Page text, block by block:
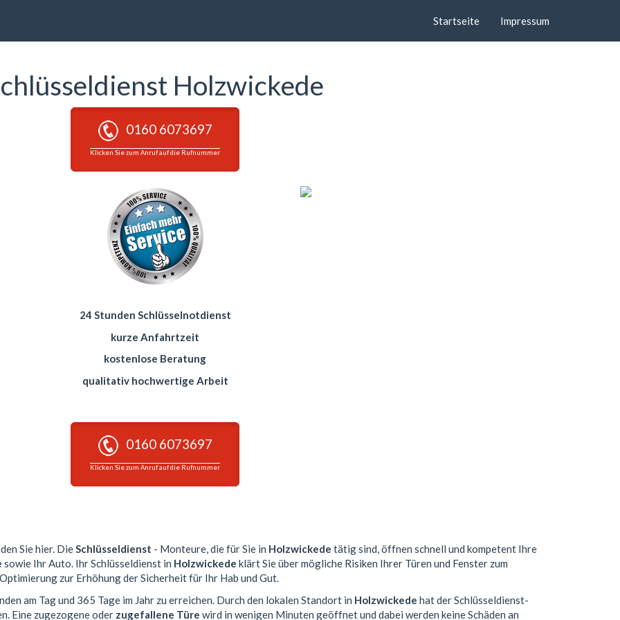
Startseite Impressum
Holzwickede
0160 6073697
Klicken Sie zum Anruf auf die Rufnummer
24 Stunden Schlüsselnotdienst
kurze Anfahrtzeit
kostenlose Beratung
qualitativ hochwertige Arbeit
0160 6073697
Klicken Sie zum Anruf auf die Rufnummer
Sie hier. DieSchlüsseldienst - Monteure, die für Sie in Holzwickede tätig sind, öffnen schnell und kompetent Ihre
sowie Ihr Auto. Ihr Schlüsseldienst in Holzwickede klärt Sie über mögliche Risiken Ihrer Türen und Fenster zum
zur Erhöhung der Sicherheit für Ihr Hab und Gut.
am Tag und 365 Tage im Jahr zu erreichen. Durch den lokalen Standort in Holzwickede hat der Schlüsseldienst-
Eine zugezogene oder zugefallene Türe wird in wenigen Minuten geöffnet und dabei werden keine Schäden an